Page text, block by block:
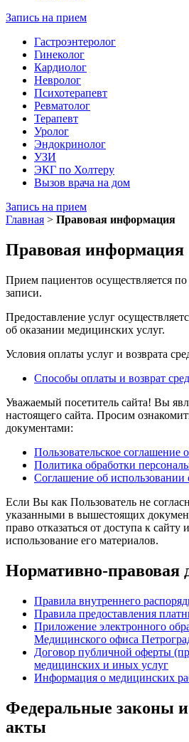
Запись на прием
Гастроэнтеролог
Гинеколог
Кардиолог
Невролог
Психотерапевт
Ревматолог
Терапевт
Уролог
Эндокринолог
УЗИ
ЭКГ по Холтеру
Вызов врача на дом
Запись на прием
Главная > Правовая информация
Правовая информация
Прием пациентов осуществляется
записи.
Предоставление услуг
об оказании медицинских услуг.
Условия оплаты услуг и возврата
Способы оплаты и возврат
Уважаемый посетитель сайта! Вы
настоящего сайта. Просим
документами:
Пользовательское соглашение
Политика обработки
Соглашение об использовании
Если Вы как Пользователь не
указанными в вышестоящих
право отказаться от доступа к сайту
использование его материалов.
Нормативно-правовая
Правила внутреннего
Правила предоставления
Приложение электронного
Медицинского офиса
Договор публичной оферты
медицинских и иных услуг
Информация о медицинских
Федеральные законы
акты